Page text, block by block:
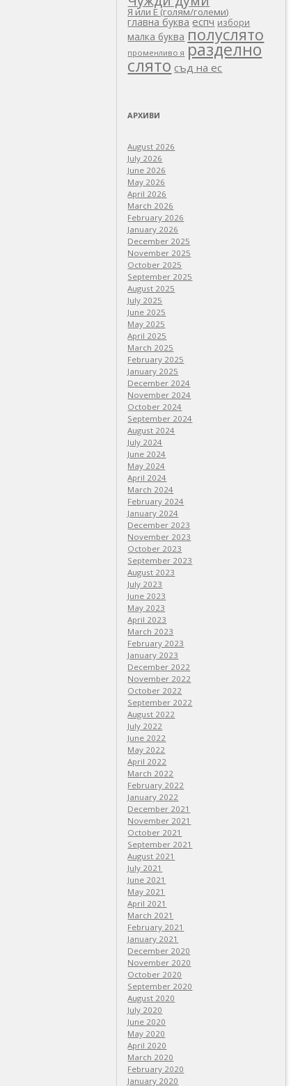
Я или Е (голям/големи)
главна буква еспч избори
малка буква полуслято
променливо я разделно
слято съд на ес
АРХИВИ
August 2026
July 2026
June 2026
May 2026
April 2026
March 2026
February 2026
January 2026
December 2025
November 2025
October 2025
September 2025
August 2025
July 2025
June 2025
May 2025
April 2025
March 2025
February 2025
January 2025
December 2024
November 2024
October 2024
September 2024
August 2024
July 2024
June 2024
May 2024
April 2024
March 2024
February 2024
January 2024
December 2023
November 2023
October 2023
September 2023
August 2023
July 2023
June 2023
May 2023
April 2023
March 2023
February 2023
January 2023
December 2022
November 2022
October 2022
September 2022
August 2022
July 2022
June 2022
May 2022
April 2022
March 2022
February 2022
January 2022
December 2021
November 2021
October 2021
September 2021
August 2021
July 2021
June 2021
May 2021
April 2021
March 2021
February 2021
January 2021
December 2020
November 2020
October 2020
September 2020
August 2020
July 2020
June 2020
May 2020
April 2020
March 2020
February 2020
January 2020